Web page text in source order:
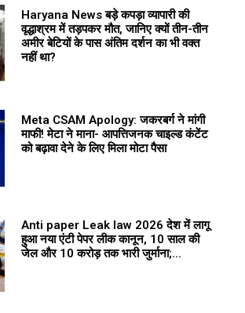
Haryana News बड़े कपड़ा व्यापारी की
वृद्धाश्रम में तड़पकर मौत, जानिए क्यों तीन-तीन
अमीर बेटियों के पास अंतिम दर्शन का भी वक्त
नहीं था?
Meta CSAM Apology: जकरबर्ग ने मांगी
माफी! मेटा ने माना- आपत्तिजनक चाइल्ड कंटेंट
को बढ़ावा देने के लिए मिला मोटा पैसा
Anti paper Leak law 2026 देश में लागू
हुआ नया एंटी पेपर लीक कानून, 10 साल की
जेल और 10 करोड़ तक भारी जुर्माना;...